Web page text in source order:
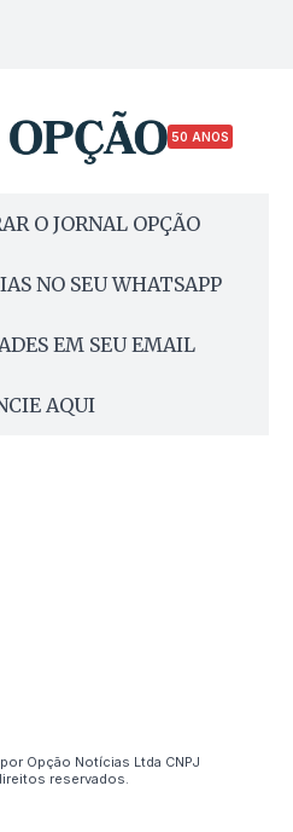
50 ANOS
O JORNAL OPÇÃO
NO SEU WHATSAPP
EM SEU EMAIL
AQUI
Opção Notícias Ltda CNPJ
reservados.